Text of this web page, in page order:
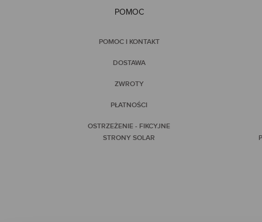
POMOC
POMOC I KONTAKT
DOSTAWA
ZWROTY
PŁATNOŚCI
OSTRZEŻENIE - FIKCYJNE
STRONY SOLAR